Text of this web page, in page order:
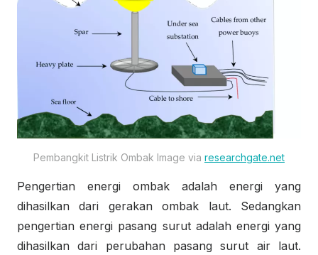
Pembangkit Listrik Ombak Image via researchgate.net
Pengertian energi ombak adalah energi yang
dihasilkan dari gerakan ombak laut. Sedangkan
pengertian energi pasang surut adalah energi yang
dihasilkan dari perubahan pasang surut air laut.